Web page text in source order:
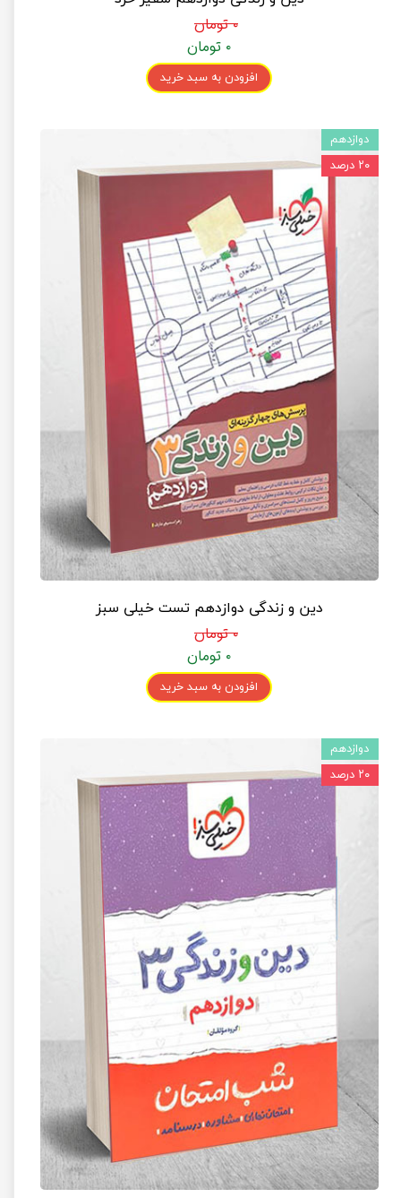
۰ تومان
۰ تومان
افزودن به سبد خرید
دین و زندگی دوازدهم تست خیلی سبز
۰ تومان
۰ تومان
افزودن به سبد خرید
دوازدهم
۲۰ درصد
دوازدهم
۲۰ درصد